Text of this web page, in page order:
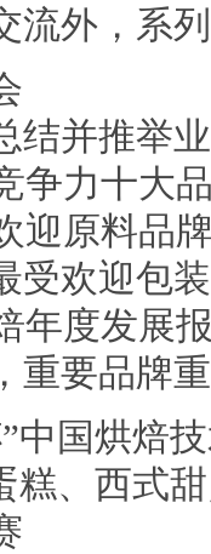
流外，系
结并推举
争力十大
迎原料品
受欢迎包
年度发展
重要品牌
中国烘焙
、西式